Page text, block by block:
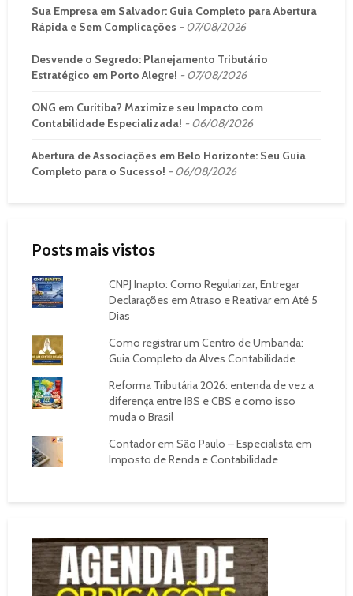
Sua Empresa em Salvador: Guia Completo para Abertura
Rápida e Sem Complicações
07/08/2026
Desvende o Segredo: Planejamento Tributário
Estratégico em Porto Alegre!
07/08/2026
ONG em Curitiba? Maximize seu Impacto com
Contabilidade Especializada!
06/08/2026
Abertura de Associações em Belo Horizonte: Seu Guia
Completo para o Sucesso!
06/08/2026
Posts mais vistos
CNPJ Inapto: Como Regularizar, Entregar
Declarações em Atraso e Reativar em Até 5
Dias
Como registrar um Centro de Umbanda:
Guia Completo da Alves Contabilidade
Reforma Tributária 2026: entenda de vez a
diferença entre IBS e CBS e como isso
muda o Brasil
Contador em São Paulo – Especialista em
Imposto de Renda e Contabilidade